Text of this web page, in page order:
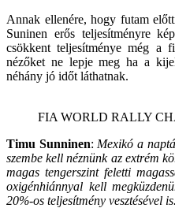
Annak ellenére, hogy futam
Suninen erős teljesítményre
csökkent teljesítménye még a
nézőket ne lepje meg ha a
néhány jó időt láthatnak.
FIA WORLD RALLY
Timu Sunninen: Mexikó a
szembe kell néznünk az extrém
magas tengerszint feletti
oxigénhiánnyal kell
20%-os teljesítmény vesztésével is.